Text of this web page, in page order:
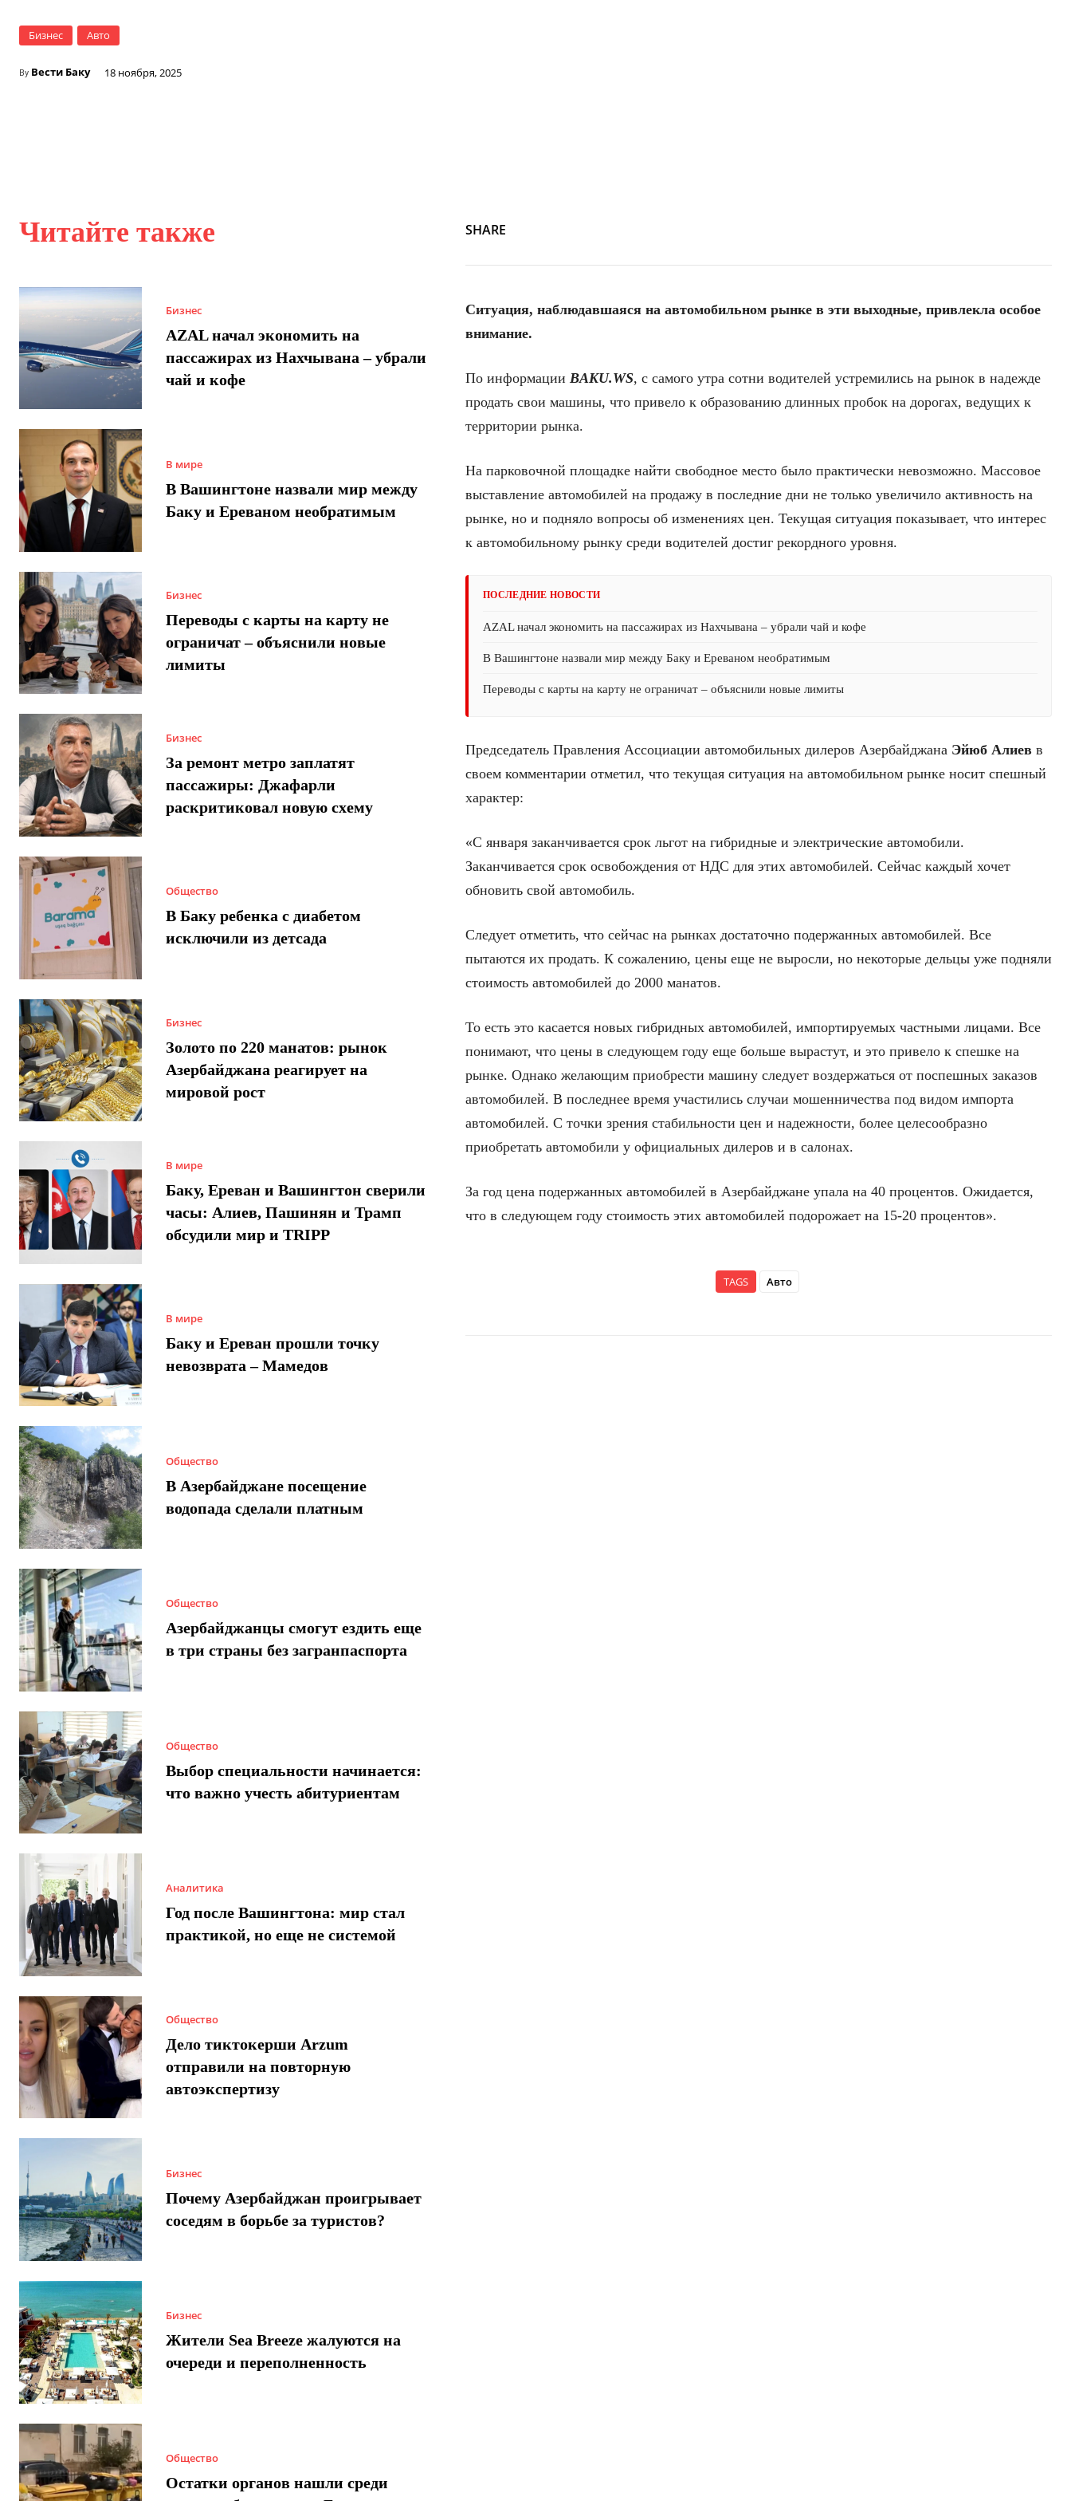
Бизнес Авто
By Вести Баку 18 ноября, 2025
Читайте также
Бизнес
AZAL начал экономить на
пассажирах из Нахчывана – убрали
чай и кофе
В мире
В Вашингтоне назвали мир между
Баку и Ереваном необратимым
Бизнес
Переводы с карты на карту не
ограничат – объяснили новые
лимиты
Бизнес
За ремонт метро заплатят
пассажиры: Джафарли
раскритиковал новую схему
Общество
В Баку ребенка с диабетом
исключили из детсада
Бизнес
Золото по 220 манатов: рынок
Азербайджана реагирует на
мировой рост
В мире
Баку, Ереван и Вашингтон сверили
часы: Алиев, Пашинян и Трамп
обсудили мир и TRIPP
В мире
Баку и Ереван прошли точку
невозврата – Мамедов
Общество
В Азербайджане посещение
водопада сделали платным
Общество
Азербайджанцы смогут ездить еще
в три страны без загранпаспорта
Общество
Выбор специальности начинается:
что важно учесть абитуриентам
Аналитика
Год после Вашингтона: мир стал
практикой, но еще не системой
Общество
Дело тиктокерши Arzum
отправили на повторную
автоэкспертизу
Бизнес
Почему Азербайджан проигрывает
соседям в борьбе за туристов?
Бизнес
Жители Sea Breeze жалуются на
очереди и переполненность
Общество
Остатки органов нашли среди
SHARE
Ситуация, наблюдавшаяся на автомобильном рынке в эти выходные, привлекла особое
внимание.
По информации BAKU.WS, с самого утра сотни водителей устремились на рынок в надежде
продать свои машины, что привело к образованию длинных пробок на дорогах, ведущих к
территории рынка.
На парковочной площадке найти свободное место было практически невозможно. Массовое
выставление автомобилей на продажу в последние дни не только увеличило активность на
рынке, но и подняло вопросы об изменениях цен. Текущая ситуация показывает, что интерес
к автомобильному рынку среди водителей достиг рекордного уровня.
ПОСЛЕДНИЕ НОВОСТИ
AZAL начал экономить на пассажирах из Нахчывана – убрали чай и кофе
В Вашингтоне назвали мир между Баку и Ереваном необратимым
Переводы с карты на карту не ограничат – объяснили новые лимиты
Председатель Правления Ассоциации автомобильных дилеров Азербайджана Эйюб Алиев в
своем комментарии отметил, что текущая ситуация на автомобильном рынке носит спешный
характер:
«С января заканчивается срок льгот на гибридные и электрические автомобили.
Заканчивается срок освобождения от НДС для этих автомобилей. Сейчас каждый хочет
обновить свой автомобиль.
Следует отметить, что сейчас на рынках достаточно подержанных автомобилей. Все
пытаются их продать. К сожалению, цены еще не выросли, но некоторые дельцы уже подняли
стоимость автомобилей до 2000 манатов.
То есть это касается новых гибридных автомобилей, импортируемых частными лицами. Все
понимают, что цены в следующем году еще больше вырастут, и это привело к спешке на
рынке. Однако желающим приобрести машину следует воздержаться от поспешных заказов
автомобилей. В последнее время участились случаи мошенничества под видом импорта
автомобилей. С точки зрения стабильности цен и надежности, более целесообразно
приобретать автомобили у официальных дилеров и в салонах.
За год цена подержанных автомобилей в Азербайджане упала на 40 процентов. Ожидается,
что в следующем году стоимость этих автомобилей подорожает на 15-20 процентов».
TAGS Авто